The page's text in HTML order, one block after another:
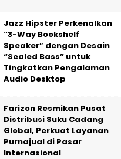
Jazz Hipster Perkenalkan
“3-Way Bookshelf
Speaker” dengan Desain
“Sealed Bass” untuk
Tingkatkan Pengalaman
Audio Desktop
Farizon Resmikan Pusat
Distribusi Suku Cadang
Global, Perkuat Layanan
Purnajual di Pasar
Internasional